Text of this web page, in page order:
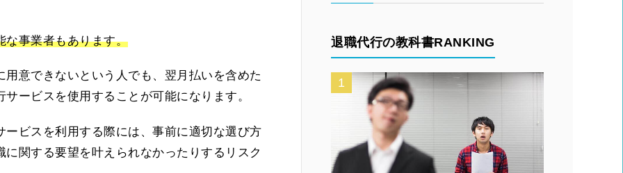
な事業者もあります。
意できないという人でも、翌月払いを含めた
ービスを使用することが可能になります。
ビスを利用する際には、事前に適切な選び方
関する要望を叶えられなかったりするリスク
退職代行の教科書RANKING